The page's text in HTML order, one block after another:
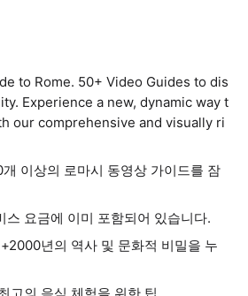
to Rome. 50+ Video Guides to dis
Experience a new, dynamic way t
our comprehensive and visually ri
이상의 로마시 동영상 가이드를 잠
스 요금에 이미 포함되어 있습니다.
년의 역사 및 문화적 비밀을 누